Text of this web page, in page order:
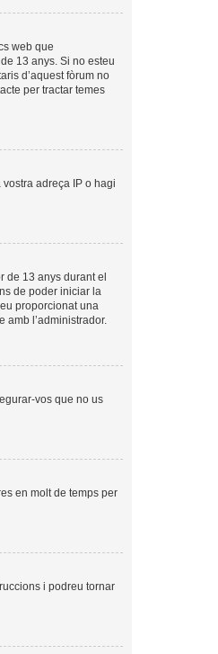
web que
13 anys. Si no esteu
d’aquest fòrum no
per tractar temes
adreça IP o hagi
de 13 anys durant el
de poder iniciar la
proporcionat una
l’administrador.
vos que no us
en molt de temps per
i podreu tornar